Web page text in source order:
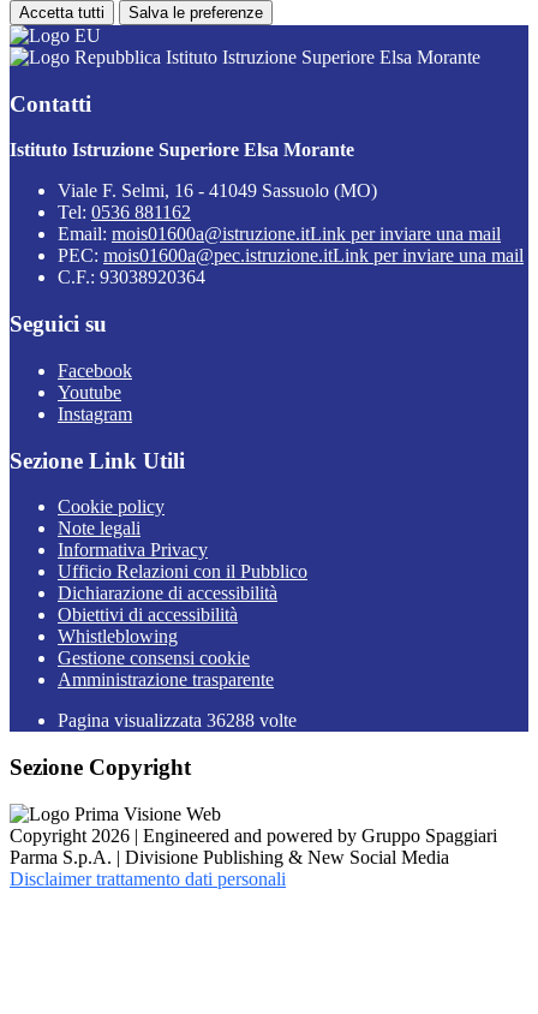
Accetta tutti Salva le preferenze
Istituto Istruzione Superiore Elsa Morante
Contatti
Istituto Istruzione Superiore Elsa Morante
Viale F. Selmi, 16 - 41049 Sassuolo (MO)
Tel: 0536 881162
Email: mois01600a@istruzione.itLink per inviare una mail
PEC: mois01600a@pec.istruzione.itLink per inviare una mail
C.F.: 93038920364
Seguici su
Facebook
Youtube
Instagram
Sezione Link Utili
Cookie policy
Note legali
Informativa Privacy
Ufficio Relazioni con il Pubblico
Dichiarazione di accessibilità
Obiettivi di accessibilità
Whistleblowing
Gestione consensi cookie
Amministrazione trasparente
Pagina visualizzata 36288 volte
Sezione Copyright
Copyright 2026 | Engineered and powered by Gruppo Spaggiari
Parma S.p.A. | Divisione Publishing & New Social Media
Disclaimer trattamento dati personali